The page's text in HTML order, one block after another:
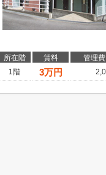
所在階 賃料
管理
1階
3万円